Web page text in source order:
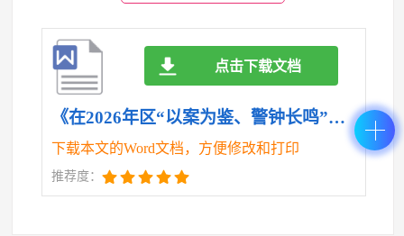
（三）聚焦政商交往，坚决斩断利益输送“明来暗
往”链条。一是必须厘清政商交往的“亲清”界限。开发
区公职人员处于服务企业的第一线，与企业老板打交
道是常态。我们要深入贯彻落实政商交往正负面清
单，既要主动靠前服务、坦荡真诚同企业交往，切实
为企业纾困解难，又要在涉及审批、政策、资金等敏
感事项时，坚决做到清白纯洁、公私分明，决不允许
《在2026年区“以案为鉴、警钟长鸣”全面从严治党暨警示教育大会上的讲话.doc》
下载本文的Word文档，方便修改和打印
推荐度：
点击下载文档